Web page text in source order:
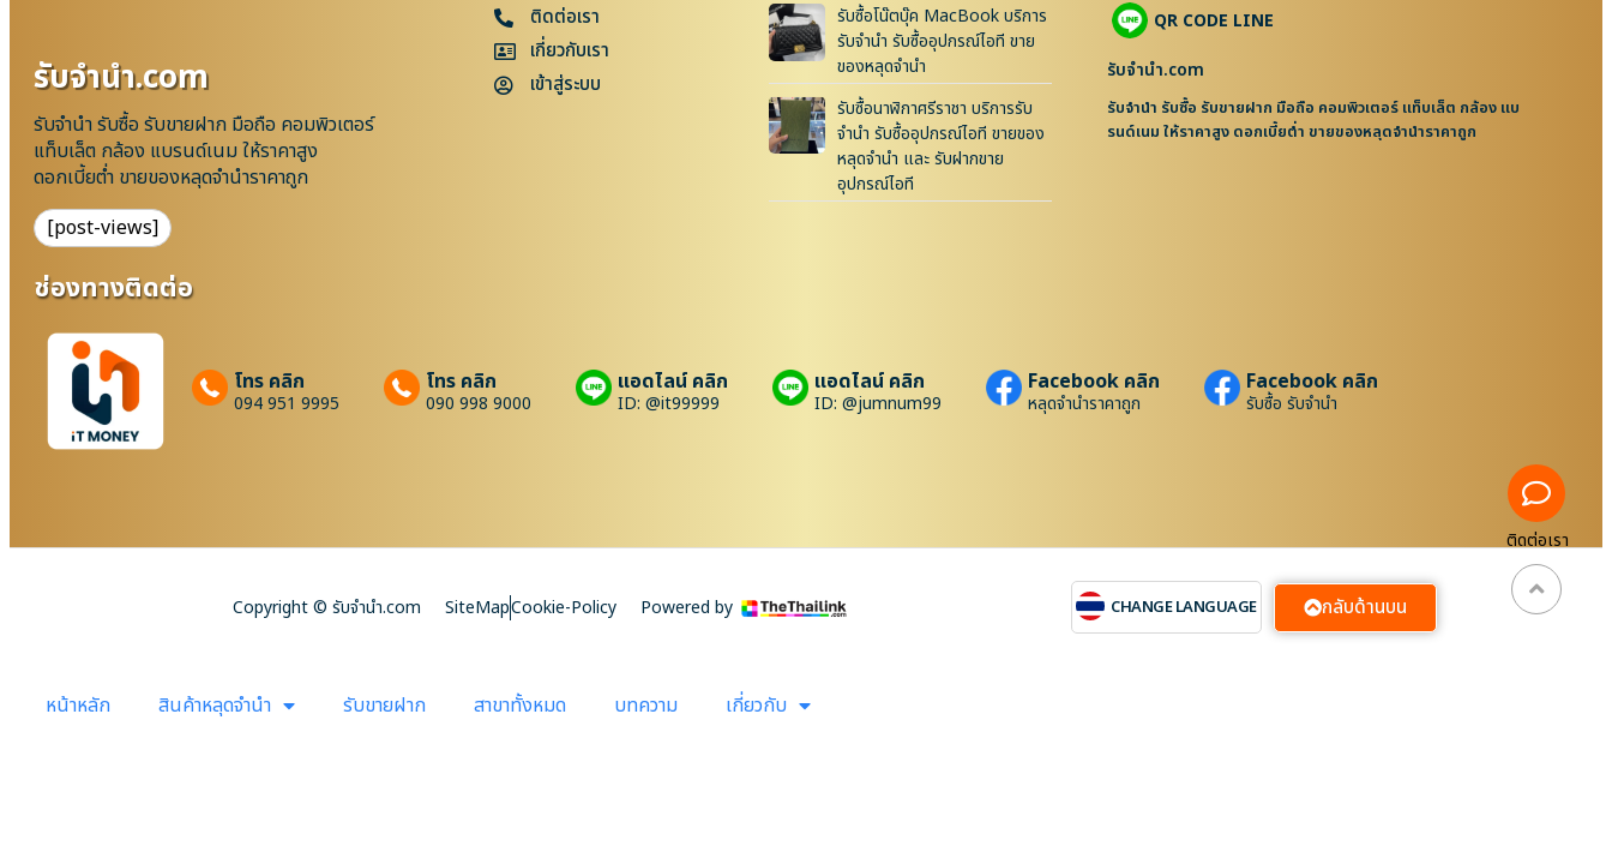
รับจํานํา.com
รับจำนำ รับซื้อ รับขายฝาก มือถือ คอมพิวเตอร์
แท็บเล็ต กล้อง แบรนด์เนม ให้ราคาสูง
ดอกเบี้ยต่ำ ขายของหลุดจำนำราคาถูก
[post-views]
ติดต่อเรา
เกี่ยวกับเรา
เข้าสู่ระบบ
รับซื้อโน๊ตบุ๊ค MacBook บริการ
รับจำนำ รับซื้ออุปกรณ์ไอที ขาย
ของหลุดจำนำ
รับซื้อนาฬิกาศรีราชา บริการรับ
จำนำ รับซื้ออุปกรณ์ไอที ขายของ
หลุดจำนำ และ รับฝากขาย
อุปกรณ์ไอที
QR CODE LINE
รับจํานํา.com
รับจำนำ รับซื้อ รับขายฝาก มือถือ คอมพิวเตอร์ แท็บเล็ต กล้อง แบ
รนด์เนม ให้ราคาสูง ดอกเบี้ยต่ำ ขายของหลุดจำนำราคาถูก
ช่องทางติดต่อ
โทร คลิก
094 951 9995
โทร คลิก
090 998 9000
แอดไลน์ คลิก
ID: @it99999
แอดไลน์ คลิก
ID: @jumnum99
Facebook คลิก
หลุดจำนำราคาถูก
Facebook คลิก
รับซื้อ รับจำนำ
Copyright © รับจํานํา.com SiteMapCookie-Policy Powered by CHANGE LANGUAGE กลับด้านบน
ติดต่อเรา
หน้าหลัก สินค้าหลุดจำนำ รับขายฝาก สาขาทั้งหมด บทความ เกี่ยวกับ